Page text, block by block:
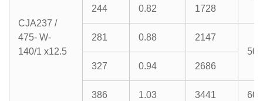
CJA237 /
475- W-
140/1 x12.5
244
0.82 1728
281 0.88
2147
500
327
0.94 2686
386 1.03 3441
600